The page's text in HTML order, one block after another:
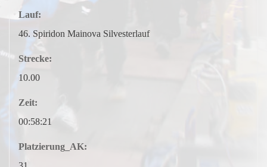
Lauf:
46. Spiridon Mainova Silvesterlauf
Strecke:
10.00
Zeit:
00:58:21
Platzierung_AK: